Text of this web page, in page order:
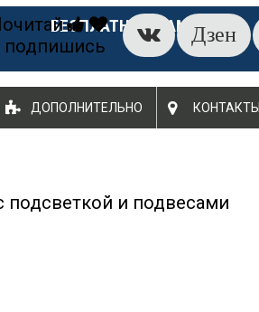
БЕСПЛАТНЫЙ ЗАМЕР
ДОПОЛНИТЕЛЬНО КОНТАКТЫ
подпишись
Дзен
подсветкой и подвесами